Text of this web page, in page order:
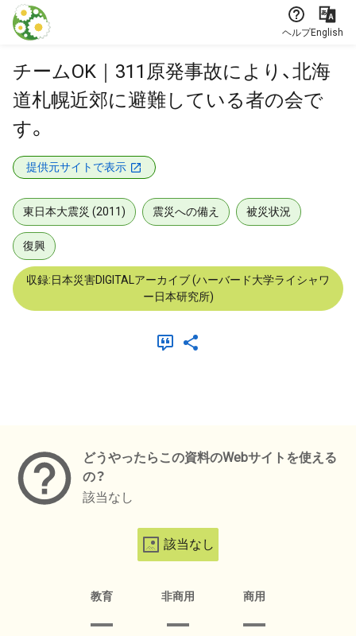
本文に飛ぶ
ヘルプEnglish
チームOK｜311原発事故により、北海
道札幌近郊に避難している者の会で
す。
提供元サイトで表示
東日本大震災 (2011) 震災への備え 被災状況
復興
収録:日本災害DIGITALアーカイブ (ハーバード大学ライシャワ
ー日本研究所)
どうやったらこの資料のWebサイトを使える
の？
該当なし
該当なし
教育 非商用 商用